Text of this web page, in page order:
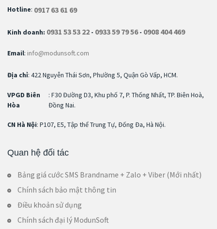
Hotline: 0917 63 61 69
Kinh doanh: 0931 53 53 22 - 0933 59 79 56- 0908 404 469
Email: info@modunsoft.com
Địa chỉ: 422 Nguyễn Thái Sơn, Phường 5, Quận Gò Vấp, HCM.
VPGD Biên
Hòa
: F30 Đường D3, Khu phố 7, P. Thống Nhất, TP. Biên Hoà,
Đồng Nai.
CN Hà Nội: P107, E5, Tập thể Trung Tự, Đống Đa, Hà Nội.
Quan hệ đối tác
Bảng giá cước SMS Brandname + Zalo + Viber (Mới nhất)
Chính sách bảo mật thông tin
Điều khoản sử dụng
Chính sách đại lý ModunSoft